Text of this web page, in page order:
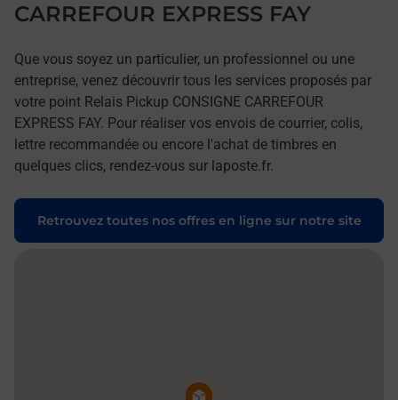
CARREFOUR EXPRESS FAY
Que vous soyez un particulier, un professionnel ou une
entreprise, venez découvrir tous les services proposés par
votre point Relais Pickup CONSIGNE CARREFOUR
EXPRESS FAY. Pour réaliser vos envois de courrier, colis,
lettre recommandée ou encore l'achat de timbres en
quelques clics, rendez-vous sur laposte.fr.
Retrouvez toutes nos offres en ligne sur notre site
Pin de la carte